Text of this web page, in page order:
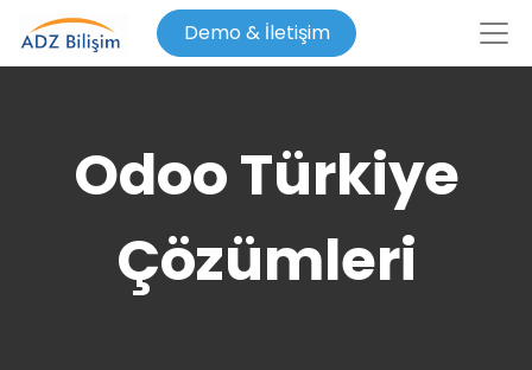
Demo & İletişim
Odoo Türkiye
Çözümleri